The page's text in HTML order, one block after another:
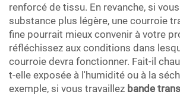
renforcé de tissu. En revanche, si
substance plus légère, une courroie
fine pourrait mieux convenir à votre
réfléchissez aux conditions dans
courroie devra fonctionner. Fait-il
t-elle exposée à l'humidité ou à la
exemple, si vous travaillez bande